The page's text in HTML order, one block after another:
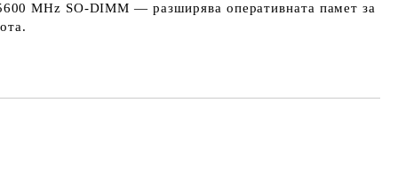
MHz SO-DIMM — разширява оперативната памет за